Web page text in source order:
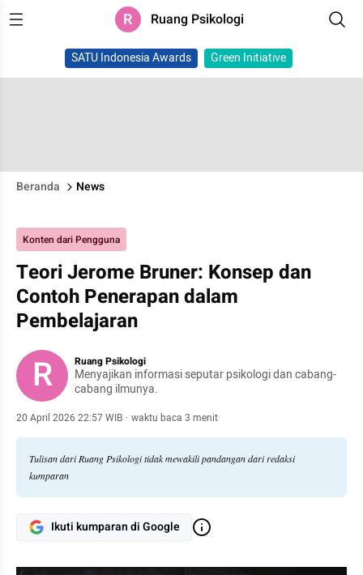
R Ruang Psikologi
SATU Indonesia Awards Green Initiative
Beranda News
Konten dari Pengguna
Teori Jerome Bruner: Konsep dan
Contoh Penerapan dalam
Pembelajaran
R Ruang Psikologi
Menyajikan informasi seputar psikologi dan cabang-
cabang ilmunya.
20 April 2026 22:57 WIB · waktu baca 3 menit
Tulisan dari Ruang Psikologi tidak mewakili pandangan dari redaksi
kumparan
Ikuti kumparan di Google